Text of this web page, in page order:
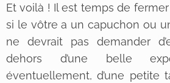
Et voilà ! Il est temps de
si le vôtre a un capuchon ou
ne devrait pas demander
dehors d’une belle
éventuellement, d’une petite